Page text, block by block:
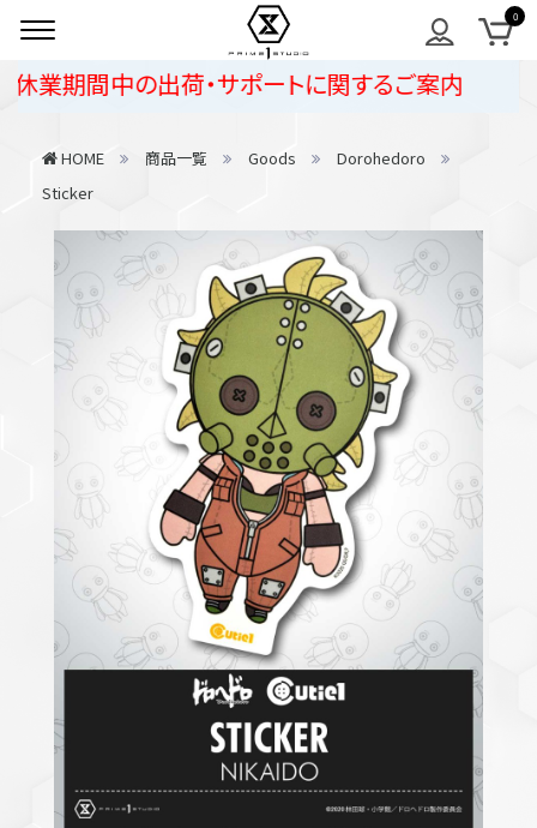
期間中の出荷・サポートに関するご案内
HOME 商品一覧 Goods
Dorohedoro
Sticker